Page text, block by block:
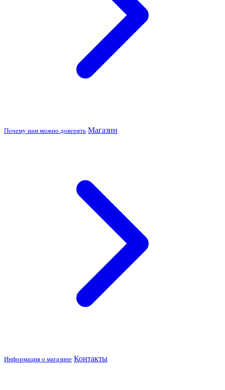
Почему нам можно доверять Магазин
Информация о магазине Контакты